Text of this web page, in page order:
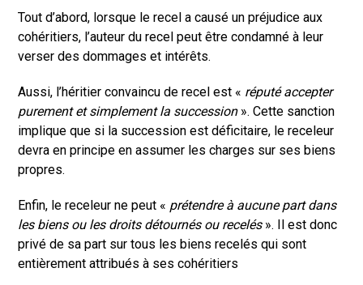
Tout d’abord, lorsque le recel a causé un préjudice aux
cohéritiers, l’auteur du recel peut être condamné à leur
verser des dommages et intérêts.
Aussi, l’héritier convaincu de recel est « réputé accepter
purement et simplement la succession». Cette sanction
implique que si la succession est déficitaire, le receleur
devra en principe en assumer les charges sur ses biens
propres.
Enfin, le receleur ne peut « prétendre à aucune part dans
les biens ou les droits détournés ou recelés ». Il est donc
privé de sa part sur tous les biens recelés qui sont
entièrement attribués à ses cohéritiers